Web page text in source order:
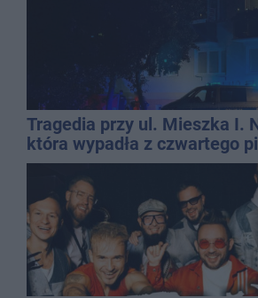
Tragedia przy ul. Mieszka I.
która wypadła z czwartego